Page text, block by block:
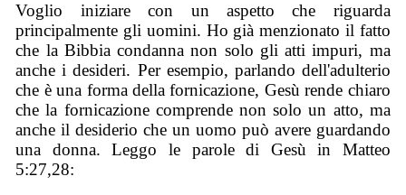
Voglio iniziare con un aspetto che riguarda
principalmente gli uomini. Ho già menzionato il fatto
che la Bibbia condanna non solo gli atti impuri, ma
anche i desideri. Per esempio, parlando dell'adulterio
che è una forma della fornicazione, Gesù rende chiaro
che la fornicazione comprende non solo un atto, ma
anche il desiderio che un uomo può avere guardando
una donna. Leggo le parole di Gesù in Matteo
5:27,28: